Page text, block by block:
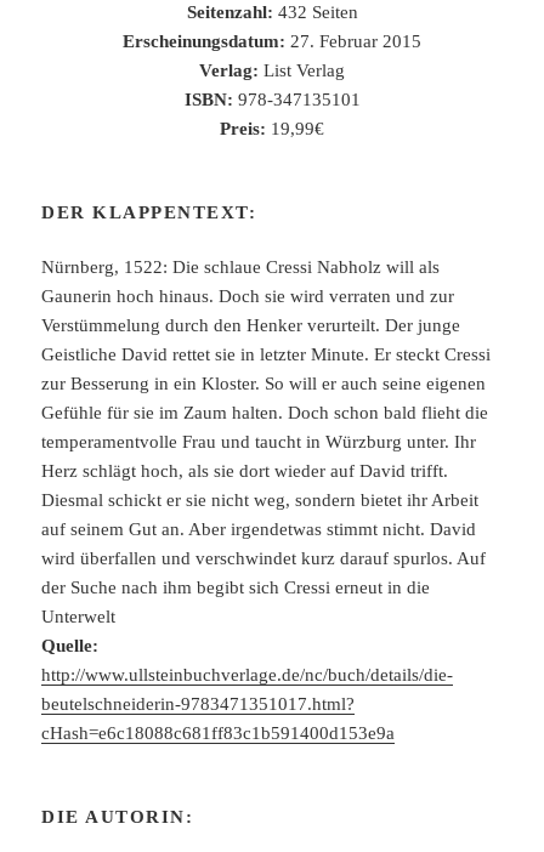
Seitenzahl: 432 Seiten
Erscheinungsdatum: 27. Februar 2015
Verlag: List Verlag
ISBN: 978-347135101
Preis: 19,99€
DER KLAPPENTEXT:
Nürnberg, 1522: Die schlaue Cressi Nabholz will als
Gaunerin hoch hinaus. Doch sie wird verraten und zur
Verstümmelung durch den Henker verurteilt. Der junge
Geistliche David rettet sie in letzter Minute. Er steckt Cressi
zur Besserung in ein Kloster. So will er auch seine eigenen
Gefühle für sie im Zaum halten. Doch schon bald flieht die
temperamentvolle Frau und taucht in Würzburg unter. Ihr
Herz schlägt hoch, als sie dort wieder auf David trifft.
Diesmal schickt er sie nicht weg, sondern bietet ihr Arbeit
auf seinem Gut an. Aber irgendetwas stimmt nicht. David
wird überfallen und verschwindet kurz darauf spurlos. Auf
der Suche nach ihm begibt sich Cressi erneut in die
Unterwelt
Quelle:
http://www.ullsteinbuchverlage.de/nc/buch/details/die-
beutelschneiderin-9783471351017.html?
cHash=e6c18088c681ff83c1b591400d153e9a
DIE AUTORIN: